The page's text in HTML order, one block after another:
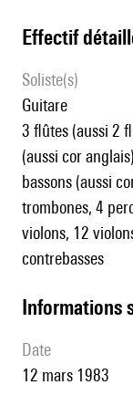
effectif
Soliste(s)
guitare
3 flûtes (aussi 2
(aussi cor
bassons (aussi
trombones, 4
violons, 12
contrebasses
informations
date
12 mars 1983